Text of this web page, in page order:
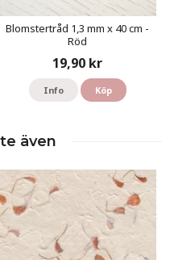
Blomstertråd 1,3 mm x 40 cm -
Röd
19,90 kr
Info Köp
även